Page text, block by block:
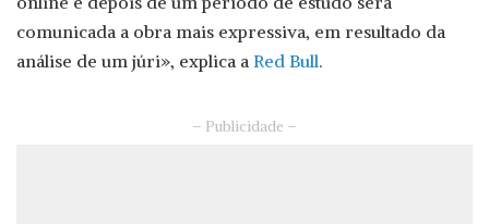
comunicada a obra mais expressiva, em resultado da
análise de um júri», explica a Red Bull.
– Publicidade –